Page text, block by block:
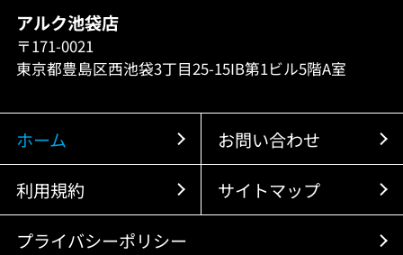
アルク池袋店
〒171-0021
東京都豊島区西池袋3丁目25-15IB第1ビル5階A室
ホーム お問い合わせ
利用規約 サイトマップ
プライバシーポリシー